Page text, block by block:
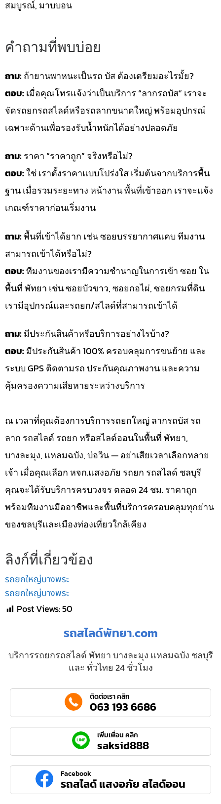
สมบูรณ์, มาบบอน
คำถามที่พบบ่อย
ถาม:ถ้ายานพาหนะเป็นรถ บัส ต้องเตรียมอะไรมั้ย?
ตอบ:เมื่อคุณโทรแจ้งว่าเป็นบริการ “ลากรถบัส” เราจะ
จัดรถยกรถสไลด์หรือรถลากขนาดใหญ่ พร้อมอุปกรณ์
เฉพาะด้านเพื่อรองรับน้ำหนักได้อย่างปลอดภัย
ถาม:ราคา “ราคาถูก” จริงหรือไม่?
ตอบ:ใช่ เราตั้งราคาแบบโปร่งใส เริ่มต้นจากบริการพื้น
ฐาน เมื่อรวมระยะทาง หน้างาน พื้นที่เข้าออก เราจะแจ้ง
เกณฑ์ราคาก่อนเริ่มงาน
ถาม:พื้นที่เข้าได้ยาก เช่น ซอยบรรยากาศแคบ ทีมงาน
สามารถเข้าได้หรือไม่?
ตอบ:ทีมงานของเรามีความชำนาญในการเข้า ซอย ใน
พื้นที่ พัทยา เช่น ซอยบัวขาว, ซอยกอไผ่, ซอยกรมที่ดิน
เรามีอุปกรณ์และรถยก/สไลด์ที่สามารถเข้าได้
ถาม:มีประกันสินค้าหรือบริการอย่างไรบ้าง?
ตอบ:มีประกันสินค้า 100% ครอบคลุมการขนย้าย และ
ระบบ GPS ติดตามรถ ประกันคุณภาพงาน และความ
คุ้มครองความเสียหายระหว่างบริการ
ณ เวลาที่คุณต้องการบริการรถยกใหญ่ ลากรถบัส รถ
ลาก รถสไลด์ รถยก หรือสไลด์ออนในพื้นที่ พัทยา,
บางละมุง, แหลมฉบัง, บ่อวิน — อย่าเสียเวลาเลือกหลาย
เจ้า เมื่อคุณเลือก หจก.แสงอภัย รถยก รถสไลด์ ชลบุรี
คุณจะได้รับบริการครบวงจร ตลอด 24 ชม. ราคาถูก
พร้อมทีมงานมืออาชีพและพื้นที่บริการครอบคลุมทุกย่าน
ของชลบุรีและเมืองท่องเที่ยวใกล้เคียง
ลิงก์ที่เกี่ยวข้อง
รถยกใหญ่บางพระ
รถยกใหญ่บางพระ
Post Views:50
รถสไลด์พัทยา.com
บริการรถยกรถสไลด์ พัทยา บางละมุง แหลมฉบัง ชลบุรี
และ ทั่วไทย 24 ชั่วโมง
ติดต่อเรา คลิก
063 193 6686
เพิ่มเพื่อน คลิก
saksid888
Facebook
รถสไลด์ แสงอภัย สไลด์ออน